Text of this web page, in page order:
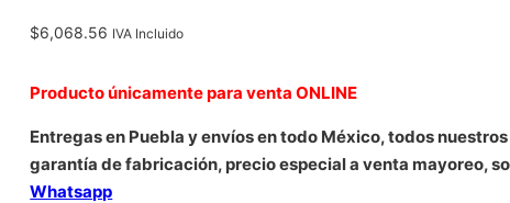
$6,068.56 IVA Incluido
Producto únicamente para venta ONLINE
Entregas en Puebla y envíos en todo México, todos
garantía de fabricación, precio especial a venta mayoreo,
Whatsapp